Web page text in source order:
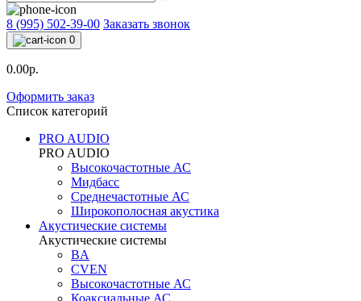
8 (995) 502-39-00 Заказать звонок
0
0.00р.
Оформить заказ
Список категорий
PRO AUDIO
PRO AUDIO
Высокочастотные АС
Мидбасс
Среднечастотные АС
Широкополосная акустика
Акустические системы
Акустические системы
BA
CVEN
Высокочастотные АС